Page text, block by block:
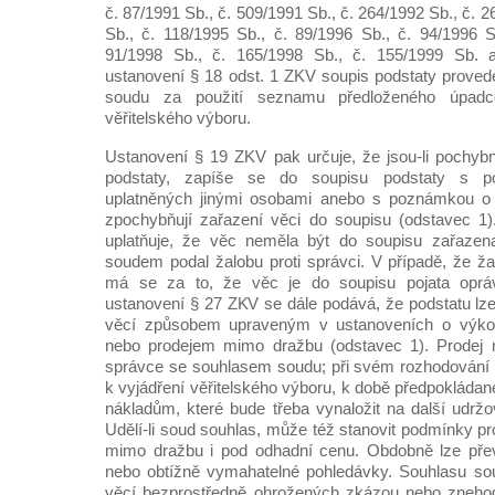
č. 87/1991 Sb., č. 509/1991 Sb., č. 264/1992 Sb., č.
Sb., č. 118/1995 Sb., č. 89/1996 Sb., č. 94/1996
91/1998 Sb., č. 165/1998 Sb., č. 155/1999 Sb.
ustanovení § 18 odst. 1 ZKV soupis podstaty
soudu za použití seznamu předloženého
věřitelského výboru.
Ustanovení § 19 ZKV pak určuje, že jsou-li
podstaty, zapíše se do soupisu podstaty s
uplatněných jinými osobami anebo s poznámkou
zpochybňují zařazení věci do soupisu (odstavec
uplatňuje, že věc neměla být do soupisu
soudem podal žalobu proti správci. V případě, že
má se za to, že věc je do soupisu pojata
ustanovení § 27 ZKV se dále podává, že podstatu
věcí způsobem upraveným v ustanoveních o
nebo prodejem mimo dražbu (odstavec 1). Prodej
správce se souhlasem soudu; při svém rozhodování
k vyjádření věřitelského výboru, k době
nákladům, které bude třeba vynaložit na další
Udělí-li soud souhlas, může též stanovit podmínky
mimo dražbu i pod odhadní cenu. Obdobně lze
nebo obtížně vymahatelné pohledávky. Souhlasu